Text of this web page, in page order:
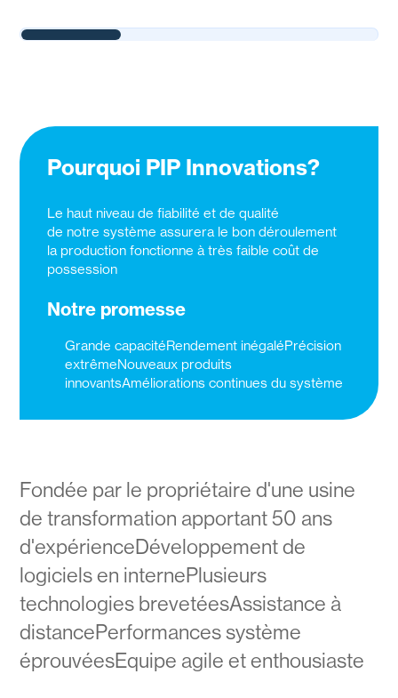
Pourquoi PIP Innovations?
Le haut niveau de fiabilité et de qualité
de notre système assurera le bon déroulement
la production fonctionne à très faible coût de
possession
Notre promesse
Grande capacitéRendement inégaléPrécision
extrêmeNouveaux produits
innovantsAméliorations continues du système
Fondée par le propriétaire d'une usine
de transformation apportant 50 ans
d'expérienceDéveloppement de
logiciels en internePlusieurs
technologies brevetéesAssistance à
distancePerformances système
éprouvéesEquipe agile et enthousiaste